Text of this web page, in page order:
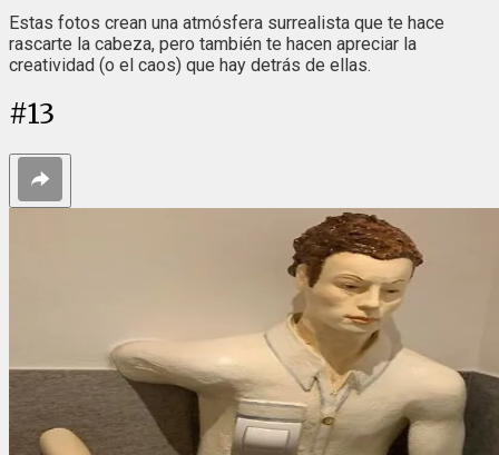
Estas fotos crean una atmósfera surrealista que te hace
rascarte la cabeza, pero también te hacen apreciar la
creatividad (o el caos) que hay detrás de ellas.
#13